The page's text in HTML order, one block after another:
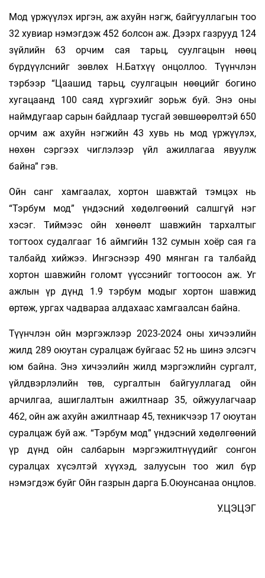
Мод үржүүлэх иргэн, аж ахуйн нэгж, байгууллагын тоо
32 хувиар нэмэгдэж 452 болсон аж. Дээрх газрууд 124
зүйлийн 63 орчим сая тарьц, суулгацын нөөц
бүрдүүлснийг зөвлөх Н.Батхүү онцоллоо. Түүнчлэн
тэрбээр “Цаашид тарьц, суулгацын нөөцийг богино
хугацаанд 100 саяд хүргэхийг зорьж буй. Энэ оны
наймдугаар сарын байдлаар тусгай зөвшөөрөлтэй 650
орчим аж ахуйн нэгжийн 43 хувь нь мод үржүүлэх,
нөхөн сэргээх чиглэлээр үйл ажиллагаа явуулж
байна” гэв.
Ойн санг хамгаалах, хортон шавжтай тэмцэх нь
“Тэрбум мод” үндэсний хөдөлгөөний салшгүй нэг
хэсэг. Тиймээс ойн хөнөөлт шавжийн тархалтыг
тогтоох судалгааг 16 аймгийн 132 сумын хоёр сая га
талбайд хийжээ. Ингэснээр 490 мянган га талбайд
хортон шавжийн голомт үүссэнийг тогтоосон аж. Уг
ажлын үр дүнд 1.9 тэрбум модыг хортон шавжид
өртөж, ургах чадвараа алдахаас хамгаалсан байна.
Түүнчлэн ойн мэргэжлээр 2023-2024 оны хичээлийн
жилд 289 оюутан суралцаж буйгаас 52 нь шинэ элсэгч
юм байна. Энэ хичээлийн жилд мэргэжлийн сургалт,
үйлдвэрлэлийн төв, сургалтын байгууллагад ойн
арчилгаа, ашиглалтын ажилтнаар 35, ойжуулагчаар
462, ойн аж ахуйн ажилтнаар 45, техникчээр 17 оюутан
суралцаж буй аж. “Тэрбум мод” үндэсний хөдөлгөөний
үр дүнд ойн салбарын мэргэжилтнүүдийг сонгон
суралцах хүсэлтэй хүүхэд, залуусын тоо жил бүр
нэмэгдэж буйг Ойн газрын дарга Б.Оюунсанаа онцлов.
У.ЦЭЦЭГ